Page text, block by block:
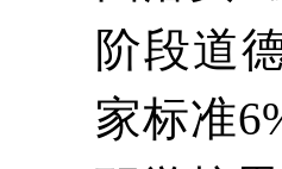
阶段道
家标准